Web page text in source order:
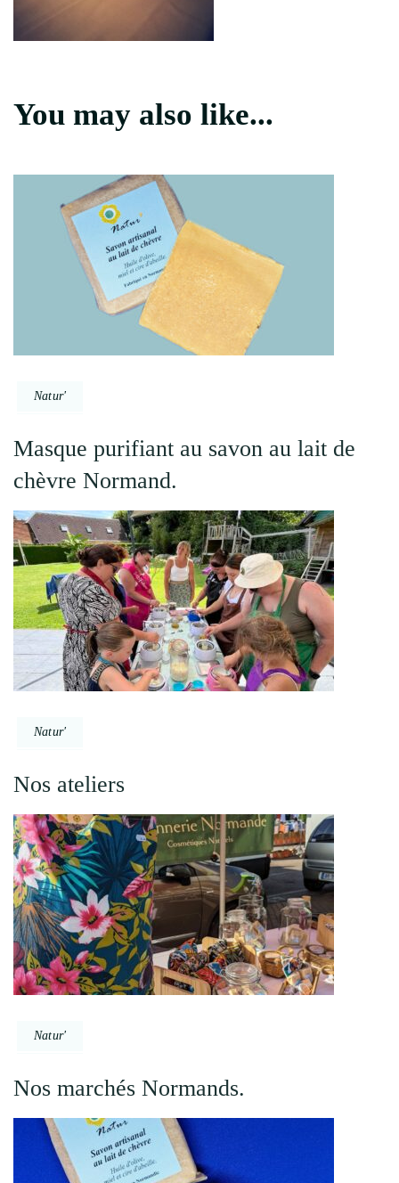
You may also like...
Natur'
Masque purifiant au savon au lait de
chèvre Normand.
Natur'
Nos ateliers
Natur'
Nos marchés Normands.